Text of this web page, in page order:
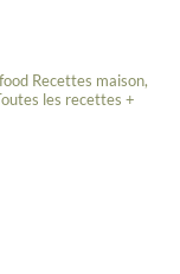
Recettes maison,
les recettes +